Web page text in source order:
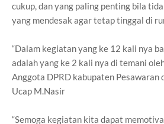
cukup, dan yang paling penting bila
yang mendesak agar tetap tinggal di
“Dalam kegiatan yang ke 12 kali nya
adalah yang ke 2 kali nya di temani
Anggota DPRD kabupaten Pesawaran
Ucap M.Nasir
“Semoga kegiatan kita dapat